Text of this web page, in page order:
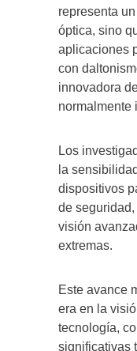
representa
óptica, sino
aplicaciones
con
innovadora
normalmente
Los
la
dispositivos
de
visión
extremas.
Este avance
era en la
tecnología,
significativas